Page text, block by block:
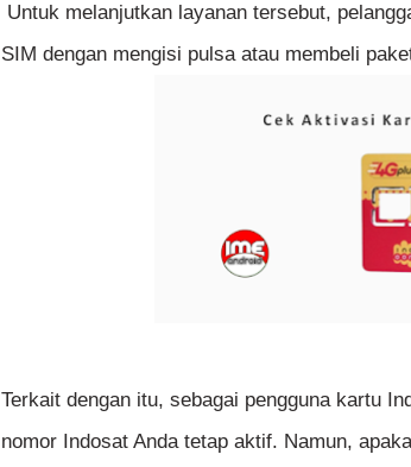
Untuk melanjutkan layanan tersebut,
SIM dengan mengisi pulsa atau membeli
Terkait dengan itu, sebagai pengguna kartu
nomor Indosat Anda tetap aktif. Namun,